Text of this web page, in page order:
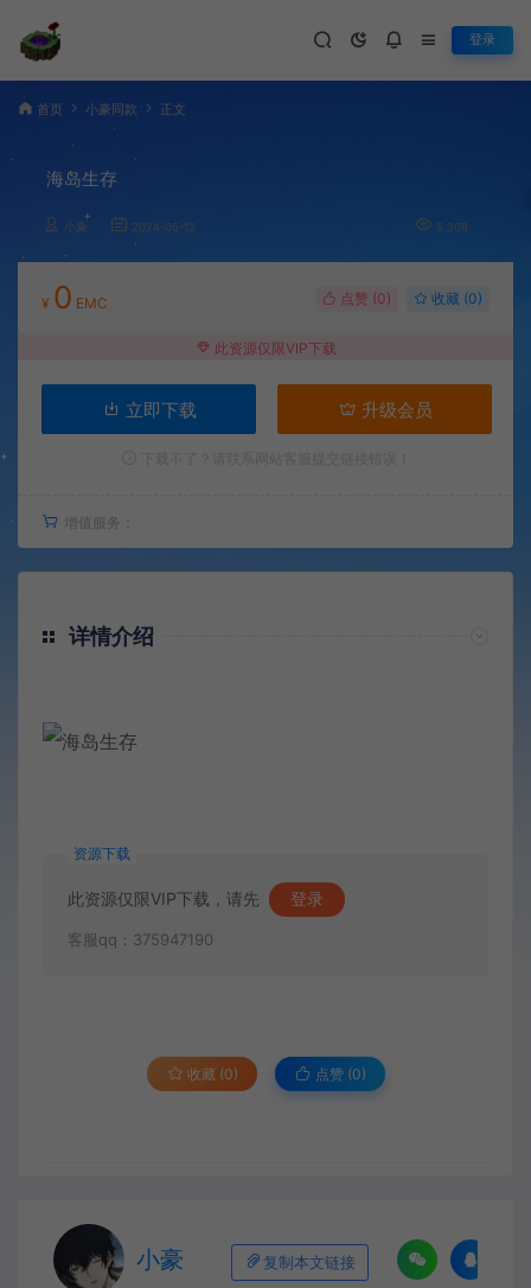
登录
首页 小豪同款 正文
海岛生存
小豪 2024-05-12 5,308
¥ 0 EMC 点赞 (0) 收藏 (0)
此资源仅限VIP下载
立即下载 升级会员
增值服务：
详情介绍
资源下载
此资源仅限VIP下载，请先 登录
客服qq：375947190
收藏 (0) 点赞 (0)
小豪 复制本文链接